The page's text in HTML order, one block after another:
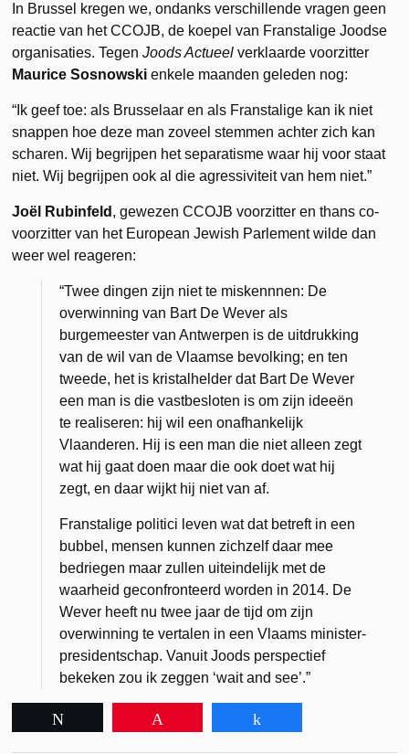
In Brussel kregen we, ondanks verschillende vragen geen
reactie van het CCOJB, de koepel van Franstalige Joodse
organisaties. TegenJoods Actueel verklaarde voorzitter
Maurice Sosnowski enkele maanden geleden nog:
“Ik geef toe: als Brusselaar en als Franstalige kan ik niet
snappen hoe deze man zoveel stemmen achter zich kan
scharen. Wij begrijpen het separatisme waar hij voor staat
niet. Wij begrijpen ook al die agressiviteit van hem niet.”
Joël Rubinfeld , gewezen CCOJB voorzitter en thans co-
voorzitter van het European Jewish Parlement wilde dan
weer wel reageren:
“Twee dingen zijn niet te miskennnen: De
overwinning van Bart De Wever als
burgemeester van Antwerpen is de uitdrukking
van de wil van de Vlaamse bevolking; en ten
tweede, het is kristalhelder dat Bart De Wever
een man is die vastbesloten is om zijn ideeën
te realiseren: hij wil een onafhankelijk
Vlaanderen. Hij is een man die niet alleen zegt
wat hij gaat doen maar die ook doet wat hij
zegt, en daar wijkt hij niet van af.
Franstalige politici leven wat dat betreft in een
bubbel, mensen kunnen zichzelf daar mee
bedriegen maar zullen uiteindelijk met de
waarheid geconfronteerd worden in 2014. De
Wever heeft nu twee jaar de tijd om zijn
overwinning te vertalen in een Vlaams minister-
presidentschap. Vanuit Joods perspectief
bekeken zou ik zeggen ‘wait and see’.”